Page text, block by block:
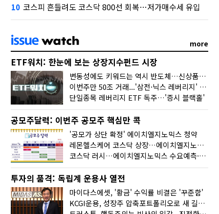
10 코스피 흔들려도 코스닥 800선 회복…저가매수세 유입
more
ETF워치: 한눈에 보는 상장지수펀드 시장
변동성에도 키워드는 역시 반도체…신상품은 우주·방산
이번주만 50조 거래...'삼전·닉스 레버리지' 수익률은 -30%
단일종목 레버리지 ETF 독주…'증시 블랙홀'
공모주달력: 이번주 공모주 핵심만 콕
'공모가 상단 확정' 에이치엘지노믹스 청약
레몬헬스케어 코스닥 상장…에이치엘지노믹스 수요예측
코스닥 러시…에이치엘지노믹스 수요예측·레메디 청약
투자의 품격: 독립계 운용사 열전
마이다스에셋, '황금' 수익률 비결은 '꾸준함'
KCGI운용, 성장주 압축포트폴리오로 새 길을 그리다